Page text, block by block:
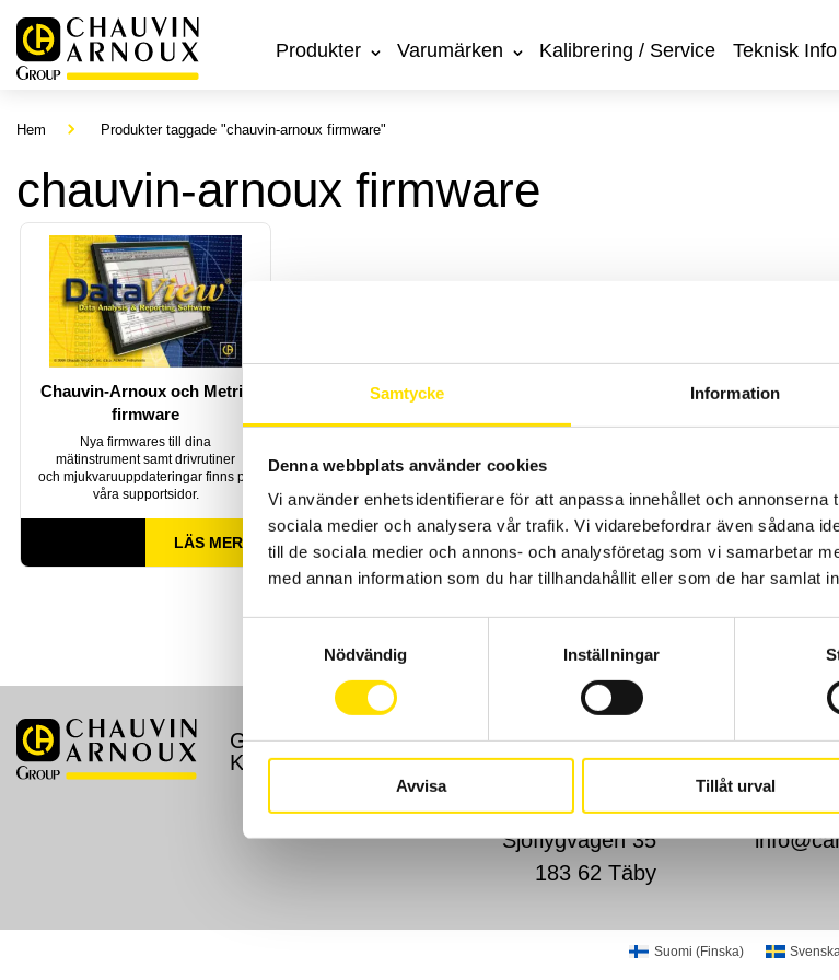
Samtycke Information
Denna webbplats använder cookies
Vi använder enhetsidentifierare för att anpassa innehållet och annonserna
sociala medier och analysera vår trafik. Vi vidarebefordrar även sådana
till de sociala medier och annons- och analysföretag som vi samarbetar
med annan information som du har tillhandahållit eller som de har samlat
Nödvändig
Inställningar
Avvisa Tillåt urval
Produkter Varumärken Kalibrering / Service Teknisk Info
Hem Produkter taggade "chauvin-arnoux firmware"
chauvin-arnoux firmware
Chauvin-Arnoux och Metrix
firmware
Nya firmwares till dina
mätinstrument samt drivrutiner
och mjukvaruuppdateringar finns på
våra supportsidor.
LÄS MER
GDPR Köpvillkor Cookies Klagomål
Kontakt
CA Mätsystem AB
Sjöflygvägen 35
183 62 Täby
08-50
Suomi (Finska)